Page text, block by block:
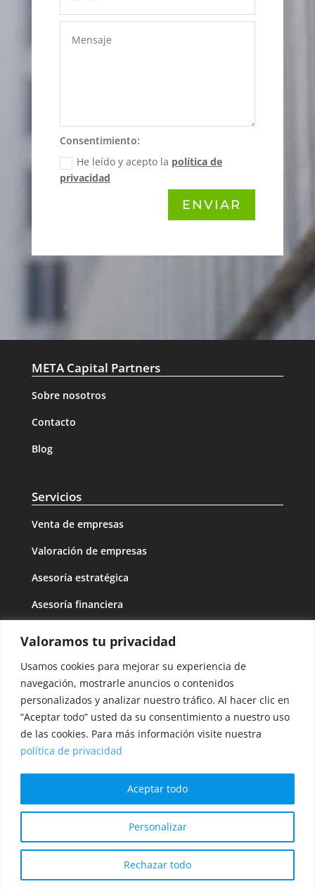
Valoramos tu privacidad
Usamos cookies para mejorar su experiencia de
navegación, mostrarle anuncios o contenidos
personalizados y analizar nuestro tráfico. Al hacer clic en
“Aceptar todo” usted da su consentimiento a nuestro uso
de las cookies. Para más información visite nuestra
política de privacidad
Personalizar
Rechazar todo
Aceptar todo
Consentimiento:
He leído y acepto la política de
privacidad
ENVIAR
META Capital Partners
Sobre nosotros
Contacto
Blog
Servicios
Venta de empresas
Valoración de empresas
Asesoría estratégica
Asesoría financiera
RGPD
Aviso legal
Política de privacidad
Política de cookies
Síganos
© 2020.META Capital Partners. Todos los derechos